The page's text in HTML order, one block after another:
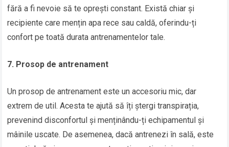
fără a fi nevoie să te oprești constant. Există chiar și
recipiente care mențin apa rece sau caldă, oferindu-ți
confort pe toată durata antrenamentelor tale.
7. Prosop de antrenament
Un prosop de antrenament este un accesoriu mic, dar
extrem de util. Acesta te ajută să îți ștergi transpirația,
prevenind disconfortul și menținându-ți echipamentul și
mâinile uscate. De asemenea, dacă antrenezi în sală, este